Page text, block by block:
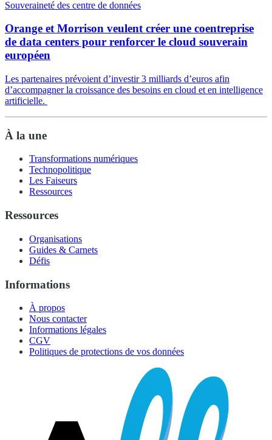
Souveraineté des centre de données
Orange et Morrison veulent créer une coentreprise
de data centers pour renforcer le cloud souverain
européen
Les partenaires prévoient d’investir 3 milliards d’euros afin
d’accompagner la croissance des besoins en cloud et en intelligence
artificielle.
À la une
Transformations numériques
Technopolitique
Les Faiseurs
Ressources
Ressources
Organisations
Guides & Carnets
Défis
Informations
À propos
Nous contacter
Informations légales
CGV
Politiques de protections de vos données